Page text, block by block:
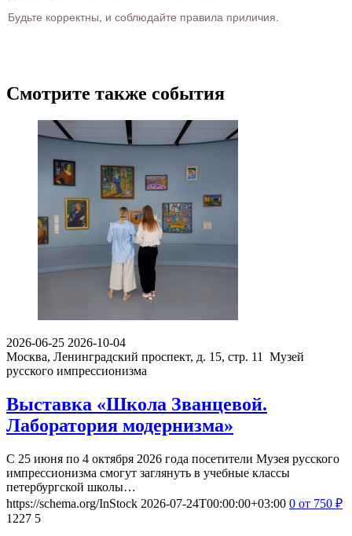
Будьте корректны, и соблюдайте правила приличия.
Смотрите также события
2026-06-25 2026-10-04
Москва, Ленинградский проспект, д. 15, стр. 11
Музей
русского импрессионизма
Выставка «Школа Званцевой.
Лаборатория модернизма»
С 25 июня по 4 октября 2026 года посетители Музея русского
импрессионизма смогут заглянуть в учебные классы
петербургской школы…
https://schema.org/InStock 2026-07-24T00:00:00+03:00 0 от 750 ₽
1227 5